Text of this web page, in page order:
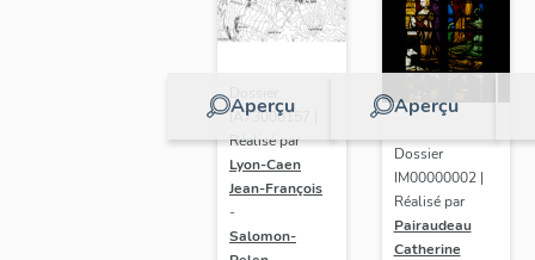
Aperçu
IA73000157 |
Réalisé par
Lyon-Caen
Jean-François
-
Salomon-
Aperçu
Dossier
IM00000002 |
Réalisé par
Pairaudeau
Catherine